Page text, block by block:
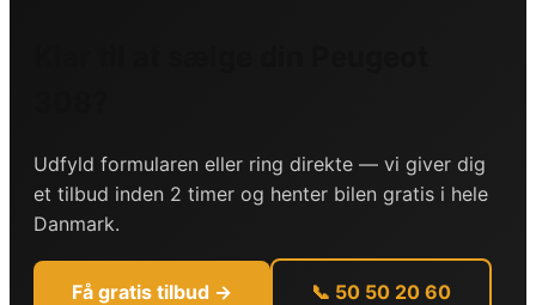
Udfyld formularen eller ring direkte — vi giver dig
et tilbud inden 2 timer og henter bilen gratis i hele
Danmark.
Få gratis tilbud → 📞 50 50 20 60